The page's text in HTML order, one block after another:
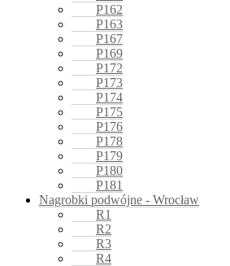
P162
P163
P167
P169
P172
P173
P174
P175
P176
P178
P179
P180
P181
Nagrobki podwójne - Wrocław
R1
R2
R3
R4